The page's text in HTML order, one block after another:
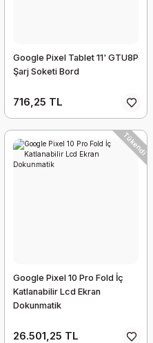
Google Pixel Tablet 11' GTU8P
Şarj Soketi Bord
716,25 TL
Tükendi
Google Pixel 10 Pro Fold İç
Katlanabilir Lcd Ekran
Dokunmatik
26.501,25 TL